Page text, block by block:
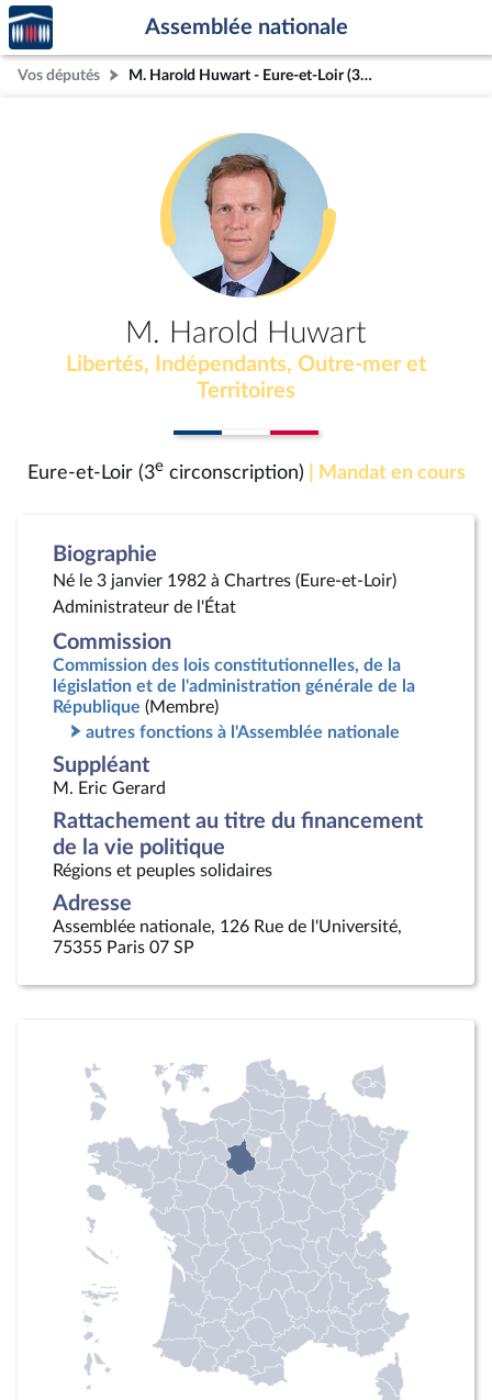
Aller au contenu
Aller en bas de la page
Accèder
à la
page
d'accueil
Assemblée nationale
Vos députés M. Harold Huwart - Eure-et-Loir (3e circonscription)
M. Harold Huwart
Libertés, Indépendants, Outre-mer et
Territoires
Eure-et-Loir (3ecirconscription) | Mandat en cours
Biographie
Né le 3 janvier 1982 à Chartres (Eure-et-Loir)
Administrateur de l'État
Commission
Commission des lois constitutionnelles, de la
législation et de l'administration générale de la
République (Membre)
autres fonctions à l'Assemblée nationale
Suppléant
M. Eric Gerard
Rattachement au titre du financement
de la vie politique
Régions et peuples solidaires
Adresse
Assemblée nationale, 126 Rue de l'Université,
75355 Paris 07 SP